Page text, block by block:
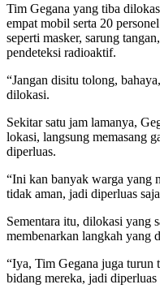
Tim Gegana yang tiba
empat mobil serta 20
seperti masker, sarung
pendeteksi radioaktif.
“Jangan disitu tolong,
dilokasi.
Sekitar satu jam lamanya,
lokasi, langsung memasang
diperluas.
“Ini kan banyak warga yang
tidak aman, jadi diperluas
Sementara itu, dilokasi yang
membenarkan langkah yang
“Iya, Tim Gegana juga turun
bidang mereka, jadi